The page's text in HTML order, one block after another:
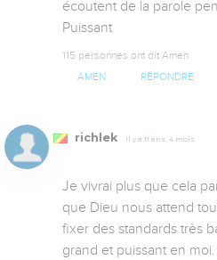
écoutent de la parole
Puissant
115 personnes ont dit Amen
AMEN RÉPONDRE
richlek Il y a 11 ans, 4 mois
Je vivrai plus que cela
que Dieu nous attend
fixer des standards très
grand et puissant en